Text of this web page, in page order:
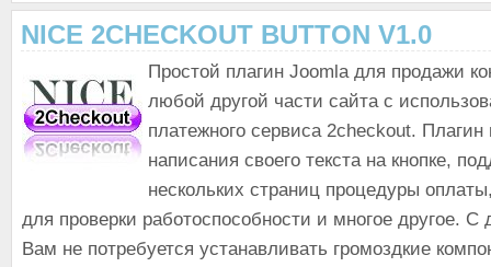
NICE 2CHECKOUT BUTTON V1.0
Простой плагин Joomla для продажи
любой другой части сайта с
платежного сервиса 2checkout.
написания своего текста на кнопке,
нескольких страниц процедуры
для проверки работоспособности и многое другое.
Вам не потребуется устанавливать громоздкие